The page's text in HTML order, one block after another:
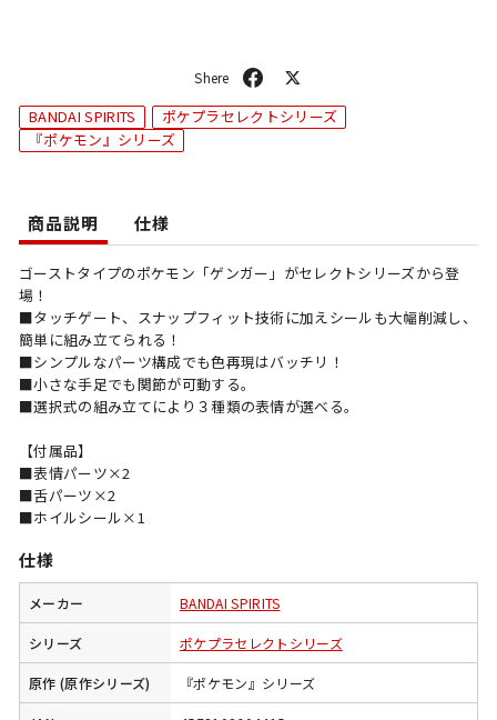
シ
ア
ト
BANDAI SPIRITS
ポケプラセレクトシリーズ
『ポケモン』シリーズ
商品説明 仕様
ゴーストタイプのポケモン「ゲンガー」がセレクトシリーズから登
場！
■タッチゲート、スナップフィット技術に加えシールも大幅削減し、
簡単に組み立てられる！
■シンプルなパーツ構成でも色再現はバッチリ！
■小さな手足でも関節が可動する。
■選択式の組み立てにより３種類の表情が選べる。
【付属品】
■表情パーツ×2
■舌パーツ×2
■ホイルシール×1
仕様
メーカー BANDAI SPIRITS
シリーズ ポケプラセレクトシリーズ
原作 (原作シリーズ) 『ポケモン』シリーズ